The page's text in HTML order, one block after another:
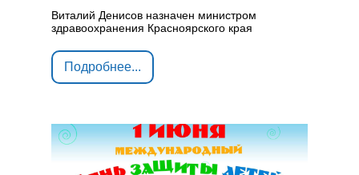
Виталий Денисов назначен министром
здравоохранения Красноярского края
Подробнее...